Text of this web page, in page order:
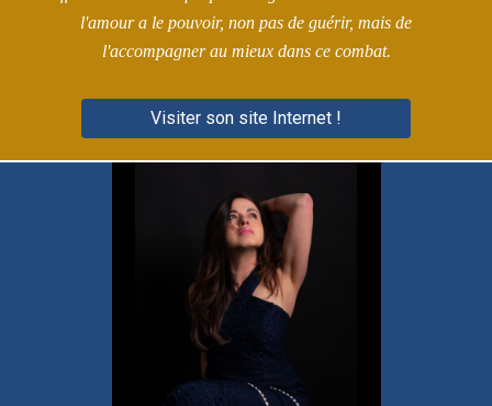
l'amour a le pouvoir, non pas de guérir, mais de
l'accompagner au mieux dans ce combat.
Visiter son site Internet !